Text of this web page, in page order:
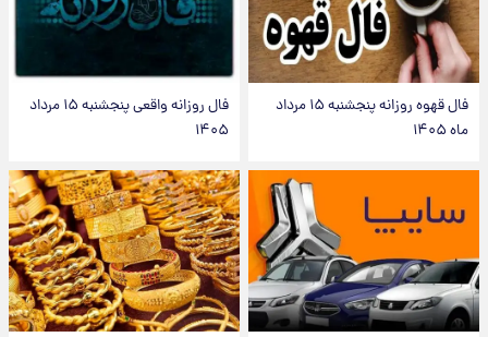
فال قهوه روزانه پنجشنبه ۱۵ مرداد
ماه ۱۴۰۵
فال روزانه واقعی پنجشنبه ۱۵ مرداد
۱۴۰۵